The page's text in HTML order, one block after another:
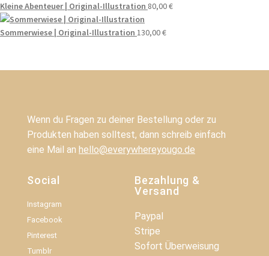
Kleine Abenteuer | Original-Illustration 80,00€
Sommerwiese | Original-Illustration 130,00€
Wenn du Fragen zu deiner Bestellung oder zu
Produkten haben solltest, dann schreib einfach
eine Mail an hello@everywhereyougo.de
Social
Instagram
Facebook
Pinterest
Tumblr
Bezahlung &
Versand
Paypal
Stripe
Sofort Überweisung